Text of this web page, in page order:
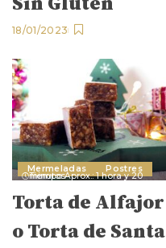
18/01/2023
Mermeladas Postres
Tiempo Aprox.: 1 hora y 20 minutos
Torta de Alfajor
o Torta de Santa